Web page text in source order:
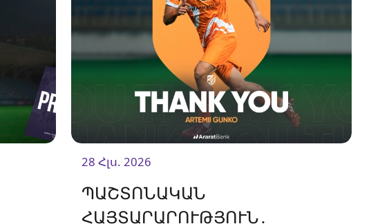
28 Հլս. 2026
ՊԱՇՏՈՆԱԿԱՆ
ՀԱՅՏԱՐԱՐՈՒԹՅՈՒՆ․